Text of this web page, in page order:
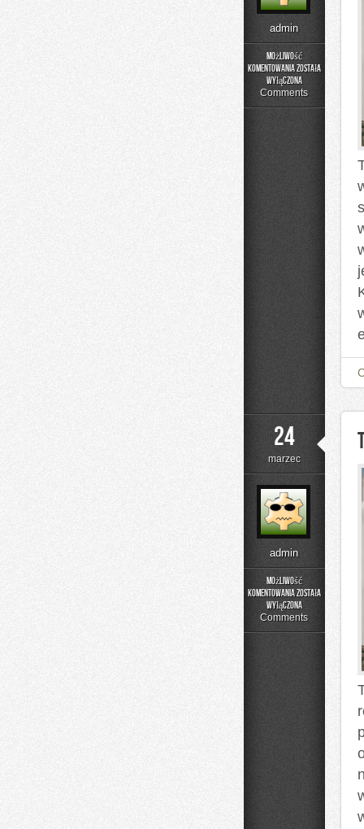
admin
Możliwość
komentowania
Degustacji
została
wyłączona
Comments
24
marzec
admin
Możliwość
komentowania
Bikepackingowe
została
wyłączona
Comments